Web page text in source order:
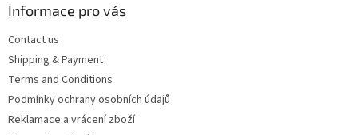
Informace pro vás
Contact us
Shipping & Payment
Terms and Conditions
Podmínky ochrany osobních údajů
Reklamace a vrácení zboží